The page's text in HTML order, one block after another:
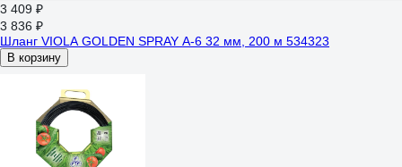
3 409 ₽
3 836 ₽
Шланг VIOLA GOLDEN SPRAY А-6 32 мм, 200 м 534323
В корзину